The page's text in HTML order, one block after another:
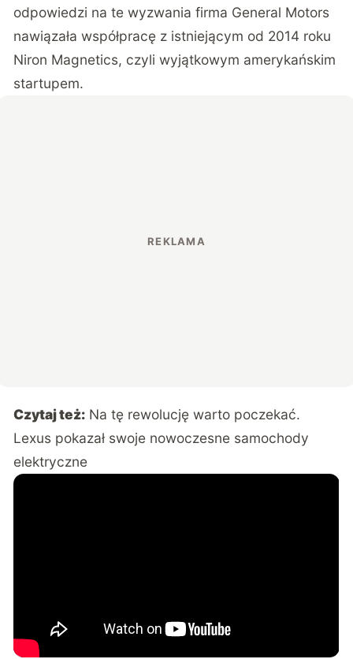
odpowiedzi na te wyzwania firma General Motors
nawiązała współpracę z istniejącym od 2014 roku
Niron Magnetics, czyli wyjątkowym amerykańskim
startupem.
Czytaj też: Na tę rewolucję warto poczekać.
Lexus pokazał swoje nowoczesne samochody
elektryczne